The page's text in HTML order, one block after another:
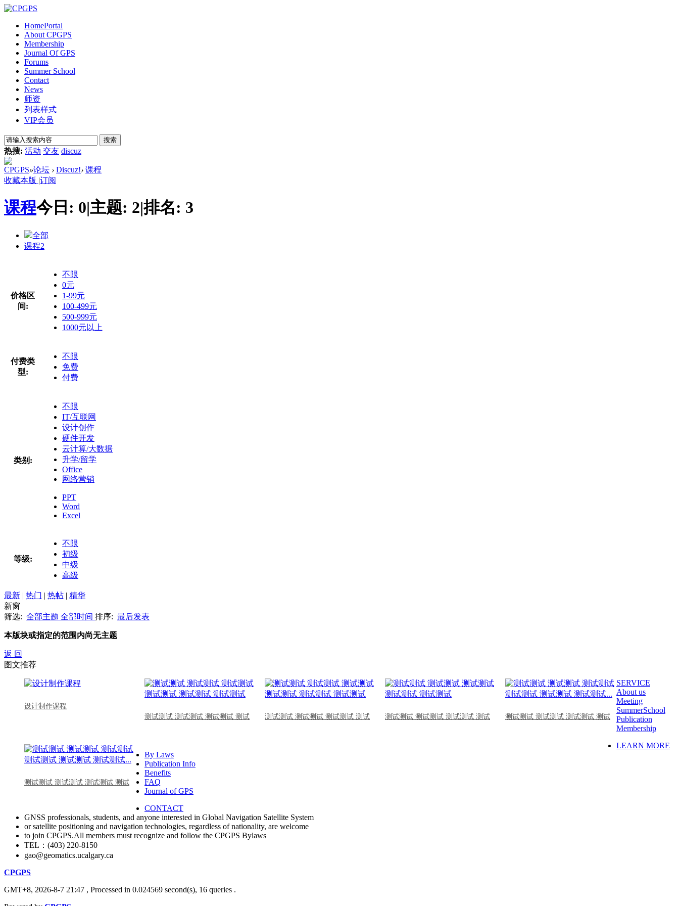
HomePortal
About CPGPS
Membership
Journal Of GPS
Forums
Summer School
Contact
News
师资
列表样式
VIP会员
搜索
热搜: 活动 交友 discuz
CPGPS»论坛 › Discuz!› 课程
收藏本版 |订阅
课程今日: 0|主题: 2|排名: 3
全部
课程2
价格区
间:
不限
0元
1-99元
100-499元
500-999元
1000元以上
付费类
型:
不限
免费
付费
类别:
不限
IT/互联网
设计创作
硬件开发
云计算/大数据
升学/留学
Office
网络营销
PPT
Word
Excel
等级:
不限
初级
中级
高级
最新 | 热门 | 热帖 | 精华
新窗
筛选: 全部主题 全部时间 排序: 最后发表
本版块或指定的范围内尚无主题
返 回
图文推荐
设计制作课程
测试测试 测试测试 测试测试 测试
测试测试 测试测试 测试测试 测试 测试测试 测试测试 测试测试 测试 测试测试 测试测试 测试测试 测试
测试测试 测试测试 测试测试 测试
SERVICE
About us
Meeting
SummerSchool
Publication
Membership
LEARN MORE
By Laws
Publication Info
Benefits
FAQ
Journal of GPS
CONTACT
GNSS professionals, students, and anyone interested in Global Navigation Satellite System
or satellite positioning and navigation technologies, regardless of nationality, are welcome
to join CPGPS.All members must recognize and follow the CPGPS Bylaws
TEL：(403) 220-8150
gao@geomatics.ucalgary.ca
CPGPS
GMT+8, 2026-8-7 21:47 , Processed in 0.024569 second(s), 16 queries .